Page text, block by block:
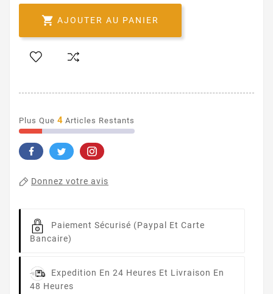
 AJOUTER AU PANIER
Plus Que 4 Articles Restants
Donnez votre avis
Paiement Sécurisé (Paypal Et Carte
Bancaire)
Expedition En 24 Heures Et Livraison En
48 Heures